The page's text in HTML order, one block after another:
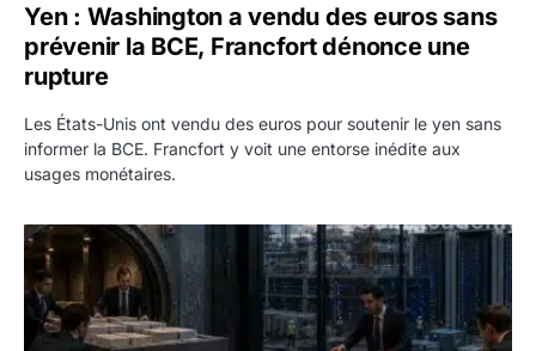
Yen : Washington a vendu des euros sans
prévenir la BCE, Francfort dénonce une
rupture
Les États-Unis ont vendu des euros pour soutenir le yen sans
informer la BCE. Francfort y voit une entorse inédite aux
usages monétaires.
Jane Street négocie le transfert de 11 milliards de